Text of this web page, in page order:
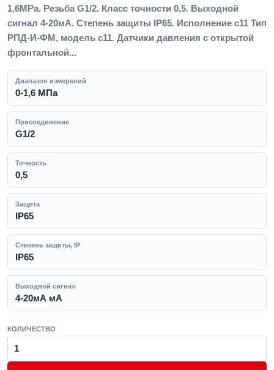
1,6MPa. Резьба G1/2. Класс точности 0,5. Выходной
сигнал 4-20мА. Степень защиты IP65. Исполнение с11 Тип
РПД-И-ФМ, модель с11. Датчики давления с открытой
фронтальной...
Диапазон измерений
0-1,6 МПа
Присоединение
G1/2
Точность
0,5
Защита
IP65
Степень защиты, IP
IP65
Выходной сигнал
4-20мА мА
КОЛИЧЕСТВО